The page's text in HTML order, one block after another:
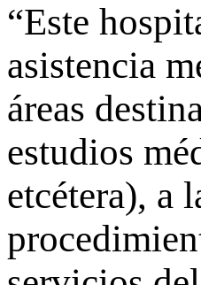
“Este
asistencia
áreas
estudios
etcétera), a